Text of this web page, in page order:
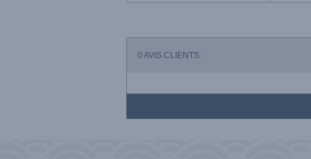
0 AVIS CLIENTS :